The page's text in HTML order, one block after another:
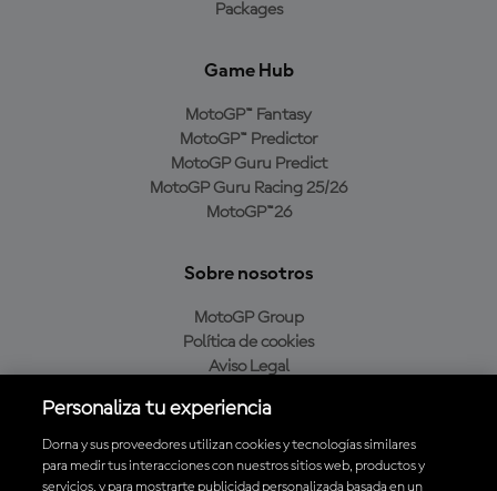
Packages
Game Hub
MotoGP™ Fantasy
MotoGP™ Predictor
MotoGP Guru Predict
MotoGP Guru Racing 25/26
MotoGP™26
Sobre nosotros
MotoGP Group
Política de cookies
Aviso Legal
Política de compra
Personaliza tu experiencia
Dorna y sus proveedores utilizan cookies y tecnologías similares
para medir tus interacciones con nuestros sitios web, productos y
servicios, y para mostrarte publicidad personalizada basada en un